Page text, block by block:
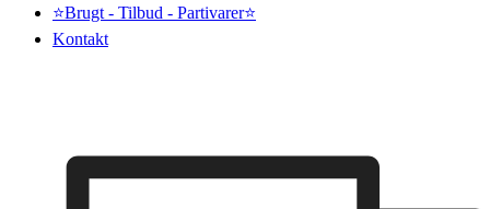
⭐Brugt - Tilbud - Partivarer⭐
Kontakt